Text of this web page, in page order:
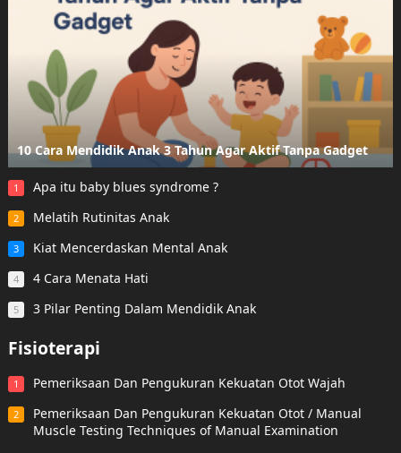
10 Cara Mendidik Anak 3 Tahun Agar Aktif Tanpa Gadget
1 Apa itu baby blues syndrome ?
2 Melatih Rutinitas Anak
3 Kiat Mencerdaskan Mental Anak
4 4 Cara Menata Hati
5 3 Pilar Penting Dalam Mendidik Anak
Fisioterapi
1 Pemeriksaan Dan Pengukuran Kekuatan Otot Wajah
2
Pemeriksaan Dan Pengukuran Kekuatan Otot / Manual
Muscle Testing Techniques of Manual Examination